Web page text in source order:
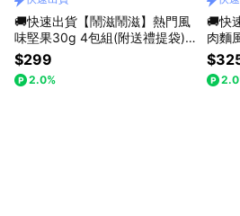
🚚快速出貨【鬧滋鬧滋】熱門風
味堅果30g 4包組(附送禮提袋)_
LINE禮物獨家組合_生日快樂_感
謝禮_為你加油_下午茶
$299
2.0%
🚚快
肉麵
加倍